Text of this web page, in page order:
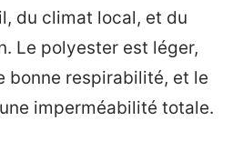
du climat local, et du
Le polyester est léger,
bonne respirabilité, et le
imperméabilité totale.